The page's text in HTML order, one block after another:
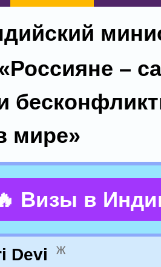
–
мире»
Визы в
Devi ж